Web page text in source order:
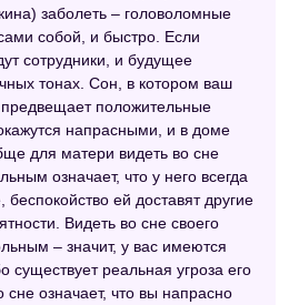
заболеть – головоломные
собой, и быстро. Если
сотрудники, и будущее
тонах. Сон, в котором ваш
положительные
напрасными, и в доме
для матери видеть во сне
означает, что у него всегда
беспокойство ей доставят другие
Видеть во сне своего
– значит, у вас имеются
существует реальная угроза его
означает, что вы напрасно